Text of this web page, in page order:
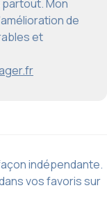
Mon
de
et
indépendante.
vos favoris sur